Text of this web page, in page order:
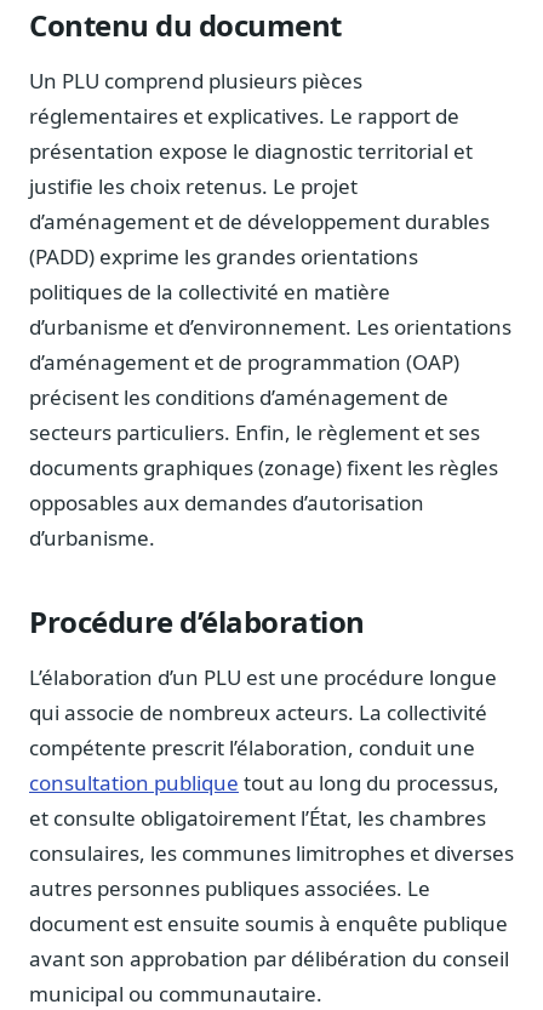
JO, décrets, conseil des ministres, AAI
Fédérations & plaidoyer
ONG, syndicats, ordres, associations
Parlementaires
Préparez vos interventions et amendements
Journalistes
Veille en temps réel, embeds pour vos contenus
Données exhaustives pour vos travaux académiques
Suivi par secteur
11 secteurs : énergie, santé, finance, numérique…
Cas d'usage concrets
Conseil (Advisory)
17 guides sur le Parlement, la procédure, le plaidoyer
Blog & Podcast Hémicycle
Analyses, méthodes, coulisses
Lexique parlementaire
1027 termes expliqués
Glossaire affaires publiques
Lexique par thème métier
Sources couvertes
23 flux indexés
Contenu du document
Un PLU comprend plusieurs pièces
réglementaires et explicatives. Le rapport de
présentation expose le diagnostic territorial et
justifie les choix retenus. Le projet
d’aménagement et de développement durables
(PADD) exprime les grandes orientations
politiques de la collectivité en matière
d’urbanisme et d’environnement. Les orientations
d’aménagement et de programmation (OAP)
précisent les conditions d’aménagement de
secteurs particuliers. Enfin, le règlement et ses
documents graphiques (zonage) fixent les règles
opposables aux demandes d’autorisation
d’urbanisme.
Procédure d’élaboration
L’élaboration d’un PLU est une procédure longue
qui associe de nombreux acteurs. La collectivité
compétente prescrit l’élaboration, conduit une
consultation publique tout au long du processus,
et consulte obligatoirement l’État, les chambres
consulaires, les communes limitrophes et diverses
autres personnes publiques associées. Le
document est ensuite soumis à enquête publique
avant son approbation par délibération du conseil
municipal ou communautaire.